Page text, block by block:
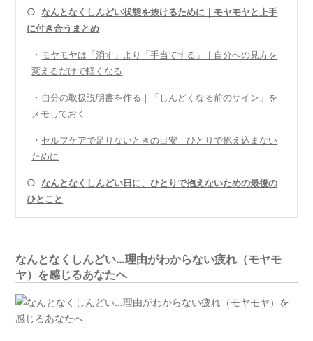
○なんとなくしんどい状態を抜けるために｜モヤモヤと上手
に付き合うまとめ
・ モヤモヤは「消す」より「手当てする」｜自分への見方を
変えるだけで軽くなる
・ 自分の取扱説明書を作る｜「しんどくなる前のサイン」を
メモしておく
・ セルフケアで足りないときの目安｜ひとりで抱え込まない
ために
○なんとなくしんどい日に、ひとりで抱えないための最後の
ひとこと
なんとなくしんどい…理由がわからない疲れ（モヤモ
ヤ）を感じるあなたへ